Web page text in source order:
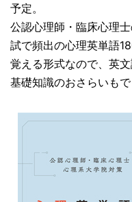
予定。
公認心理師・臨床心理
試で頻出の心理英単語
覚える形式なので、英
基礎知識のおさらいも